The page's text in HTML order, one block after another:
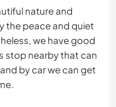
nature and
the peace and quiet
we have good
stop nearby that can
by car we can get